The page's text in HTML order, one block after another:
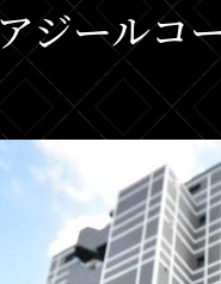
アジールコ